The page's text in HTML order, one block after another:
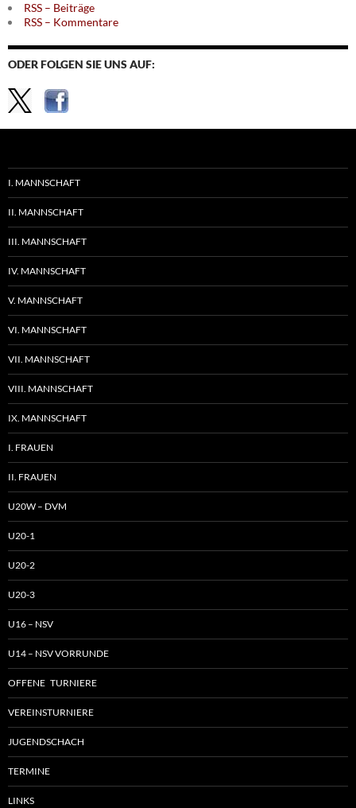
RSS – Beiträge
RSS – Kommentare
ODER FOLGEN SIE UNS AUF:
I. MANNSCHAFT
II. MANNSCHAFT
III. MANNSCHAFT
IV. MANNSCHAFT
V. MANNSCHAFT
VI. MANNSCHAFT
VII. MANNSCHAFT
VIII. MANNSCHAFT
IX. MANNSCHAFT
I. FRAUEN
II. FRAUEN
U20W – DVM
U20-1
U20-2
U20-3
U16 – NSV
U14 – NSV VORRUNDE
OFFENE TURNIERE
VEREINSTURNIERE
JUGENDSCHACH
TERMINE
LINKS